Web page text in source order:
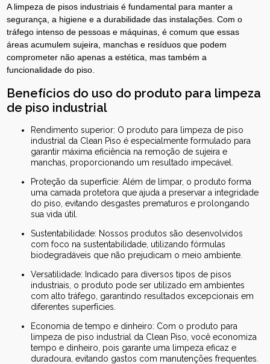
A limpeza de pisos industriais é fundamental para manter a
segurança, a higiene e a durabilidade das instalações. Com o
tráfego intenso de pessoas e máquinas, é comum que essas
áreas acumulem sujeira, manchas e resíduos que podem
comprometer não apenas a estética, mas também a
funcionalidade do piso.
Benefícios do uso do produto para limpeza
de piso industrial
Rendimento superior: O produto para limpeza de piso
industrial da Clean Piso é especialmente formulado para
garantir máxima eficiência na remoção de sujeira e
manchas, proporcionando um resultado impecável.
Proteção da superfície: Além de limpar, o produto forma
uma camada protetora que ajuda a preservar a integridade
do piso, evitando desgastes prematuros e prolongando
sua vida útil.
Sustentabilidade: Nossos produtos são desenvolvidos
com foco na sustentabilidade, utilizando fórmulas
biodegradáveis que não prejudicam o meio ambiente.
Versatilidade: Indicado para diversos tipos de pisos
industriais, o produto pode ser utilizado em ambientes
com alto tráfego, garantindo resultados excepcionais em
diferentes superfícies.
Economia de tempo e dinheiro: Com o produto para
limpeza de piso industrial da Clean Piso, você economiza
tempo e dinheiro, pois garante uma limpeza eficaz e
duradoura, evitando gastos com manutenções frequentes.